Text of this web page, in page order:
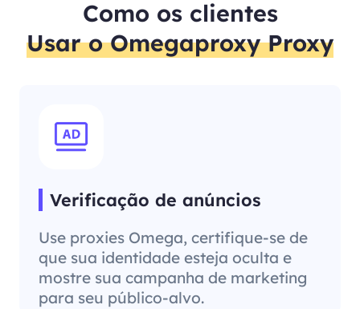
Como os clientes
Usar o Omegaproxy Proxy
Verificação de anúncios
Use proxies Omega, certifique-se de
que sua identidade esteja oculta e
mostre sua campanha de marketing
para seu público-alvo.